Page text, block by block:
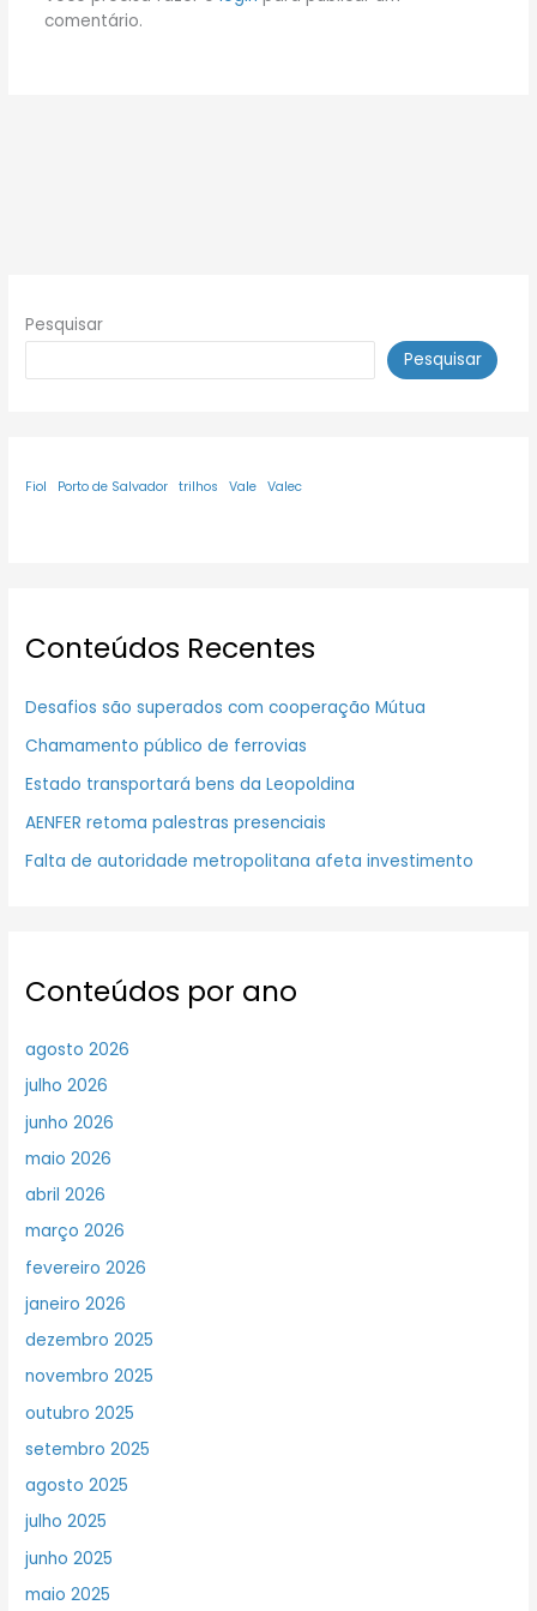
comentário.
Pesquisar
Pesquisar
Fiol Porto de Salvador trilhos Vale Valec
Conteúdos Recentes
Desafios são superados com cooperação Mútua
Chamamento público de ferrovias
Estado transportará bens da Leopoldina
AENFER retoma palestras presenciais
Falta de autoridade metropolitana afeta investimento
Conteúdos por ano
agosto 2026
julho 2026
junho 2026
maio 2026
abril 2026
março 2026
fevereiro 2026
janeiro 2026
dezembro 2025
novembro 2025
outubro 2025
setembro 2025
agosto 2025
julho 2025
junho 2025
maio 2025